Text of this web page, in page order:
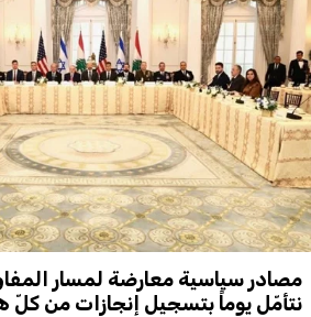
مصادر سياسية معارضة لمسار
نتأمّل يوماً بتسجيل إنجازات من كلّ